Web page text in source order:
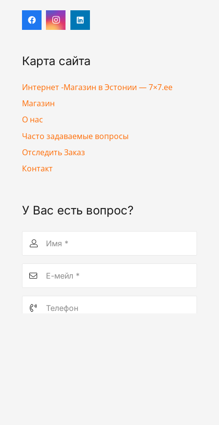
Карта сайта
Интернет -Магазин в Эстонии — 7×7.ee
Магазин
О нас
Часто задаваемые вопросы
Отследить Заказ
Контакт
У Вас есть вопрос?